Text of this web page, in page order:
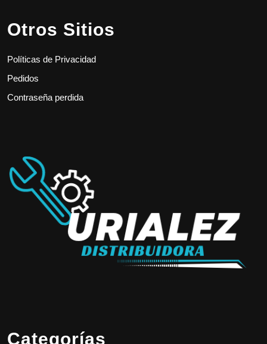
Otros Sitios
Políticas de Privacidad
Pedidos
Contraseña perdida
Categorías